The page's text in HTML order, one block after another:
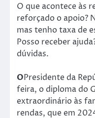
O que acontece às
reforçado o apoio?
mas tenho taxa de
Posso receber
dúvidas.
OPresidente da
feira, o diploma do
extraordinário às
rendas, que em